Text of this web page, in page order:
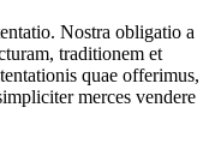
Nostra obligatio a
traditionem et
quae offerimus,
merces vendere